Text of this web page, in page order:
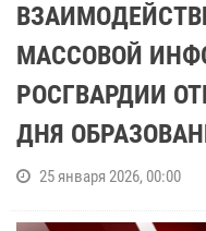
МАССОВОЙ
РОСГВАРДИИ
ДНЯ
25 января 2026, 00:00